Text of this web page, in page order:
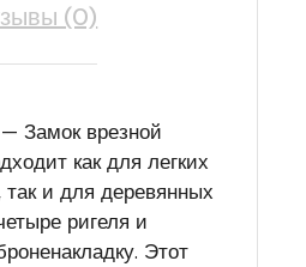
(0)
Замок врезной
как для легких
так и для деревянных
ригеля и
Этот